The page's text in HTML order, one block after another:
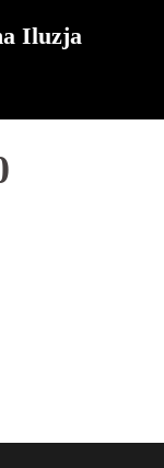
Iluzja